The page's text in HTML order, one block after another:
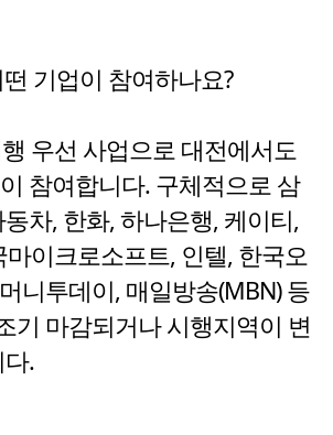
기업이 참여하나요?
우선 사업으로 대전에서도
참여합니다. 구체적으로 삼
차, 한화, 하나은행, 케이티,
마이크로소프트, 인텔, 한국오
니투데이, 매일방송(MBN) 등
기 마감되거나 시행지역이 변
.